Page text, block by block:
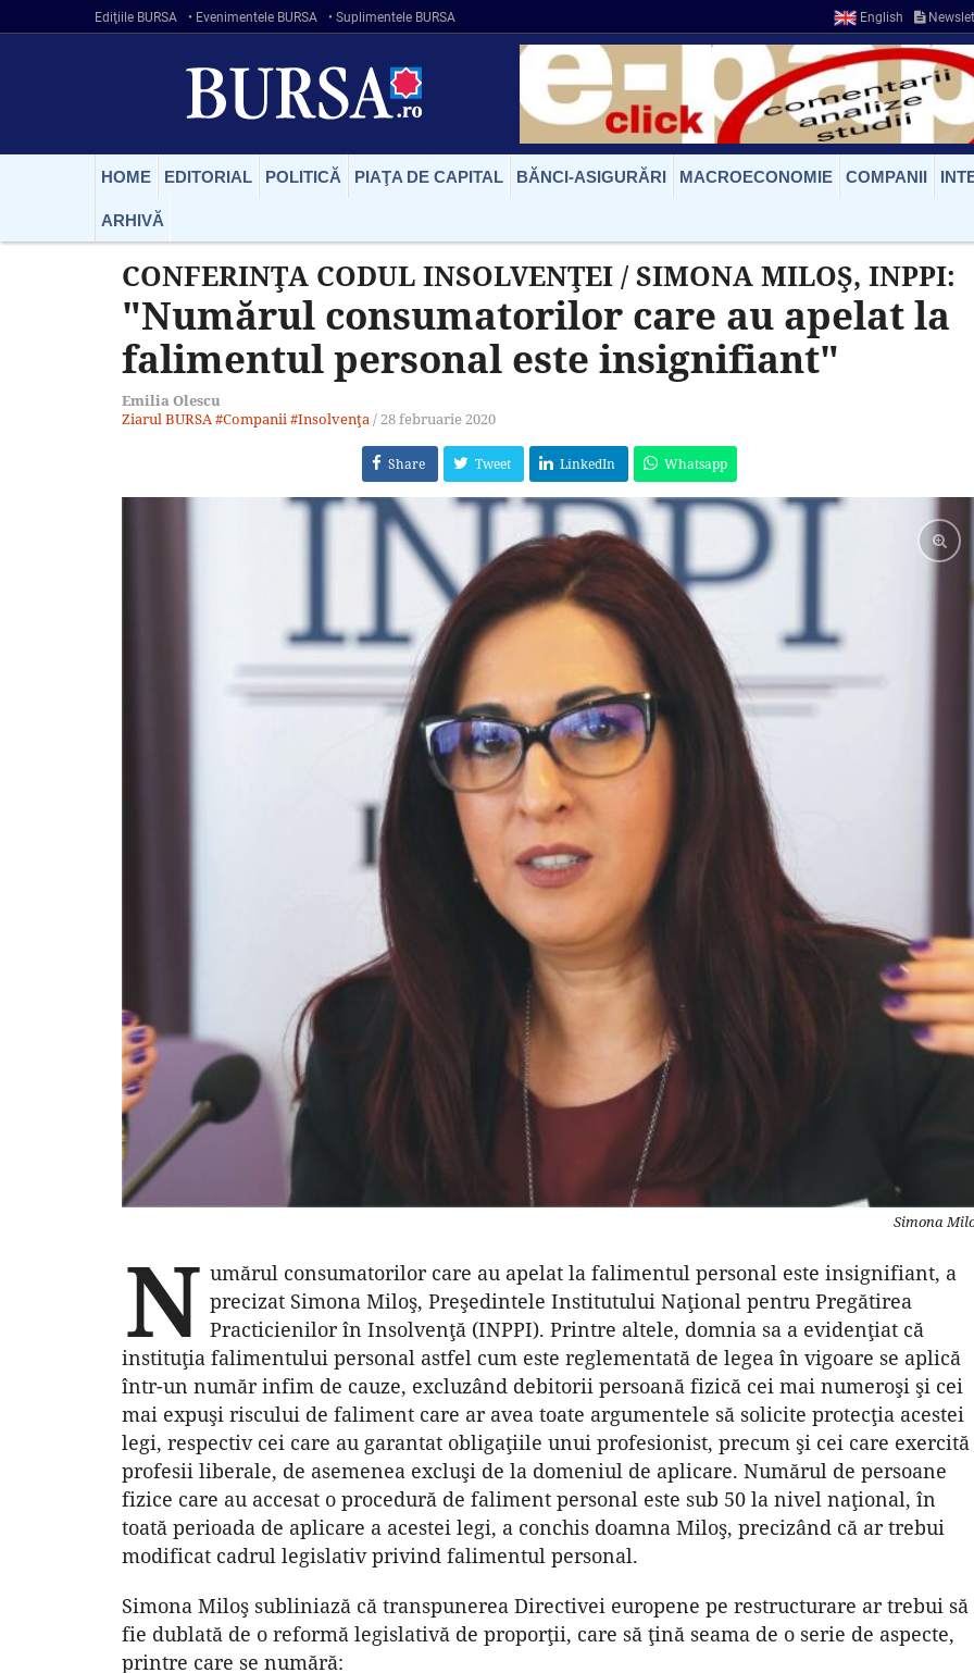
Ediţiile BURSA • Evenimentele BURSA • Suplimentele BURSA English
HOME EDITORIAL POLITICĂ PIAŢA DE CAPITAL BĂNCI-ASIGURĂRI MACROECONOMIE COMPANII
ARHIVĂ
CONFERINŢA CODUL INSOLVENŢEI / SIMONA MILOŞ, INPPI:
"Numărul consumatorilor care au apelat la
falimentul personal este insignifiant"
Emilia Olescu
Ziarul BURSA #Companii #Insolvenţa / 28 februarie 2020
Share Tweet LinkedIn Whatsapp
Simona
N umărul consumatorilor care au apelat la falimentul personal este insig­nifiant, a
precizat Simona Miloş, Preşedintele Institutului Naţional pentru Pregătirea
Practicienilor în Insolvenţă (INPPI). Printre altele, domnia sa a evidenţiat că
instituţia falimentului personal astfel cum este reglementată de legea în vigoare se aplică
într-un număr infim de cauze, excluzând debitorii persoană fizică cei mai numeroşi şi cei
mai expuşi riscului de faliment care ar avea toate argumentele să solicite protecţia acestei
legi, res­pectiv cei care au garantat obligaţiile unui profesionist, precum şi cei care exercită
profesii liberale, de asemenea excluşi de la domeniul de aplicare. Numărul de persoane
fizice care au accesat o procedură de faliment personal este sub 50 la nivel naţional, în
toată perioada de aplicare a acestei legi, a conchis doamna Miloş, precizând că ar trebui
modificat cadrul legislativ privind falimentul personal.
Simona Miloş subliniază că transpunerea Directivei europene pe restructurare ar trebui să
fie dublată de o reformă legislativă de proporţii, care să ţină seama de o serie de aspecte,
printre care se numără: